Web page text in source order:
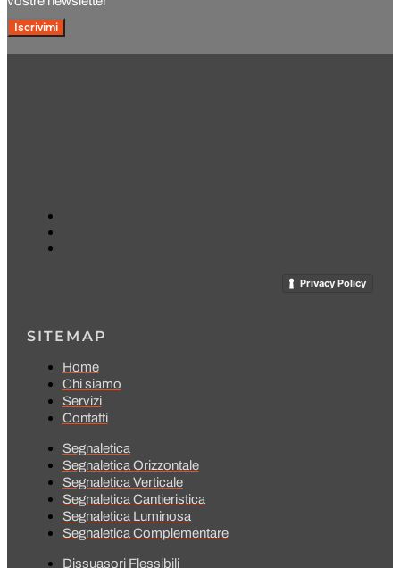
Iscrivimi
Privacy Policy
SITEMAP
Home
Chi siamo
Servizi
Contatti
Segnaletica
Segnaletica Orizzontale
Segnaletica Verticale
Segnaletica Cantieristica
Segnaletica Luminosa
Segnaletica Complementare
Dissuasori Flessibili